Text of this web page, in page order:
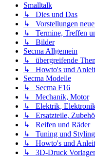
Smalltalk
↳ Dies und Das
↳ Vorstellungen
↳ Termine, Treffen
↳ Bilder
Secma Allgemein
↳ übergreifende
↳ Howto's und
Secma Modelle
↳ Secma F16
↳ Mechanik, Motor
↳ Elektrik,
↳ Ersatzteile,
↳ Reifen und Räder
↳ Tuning und Styling
↳ Howto's und
↳ 3D-Druck